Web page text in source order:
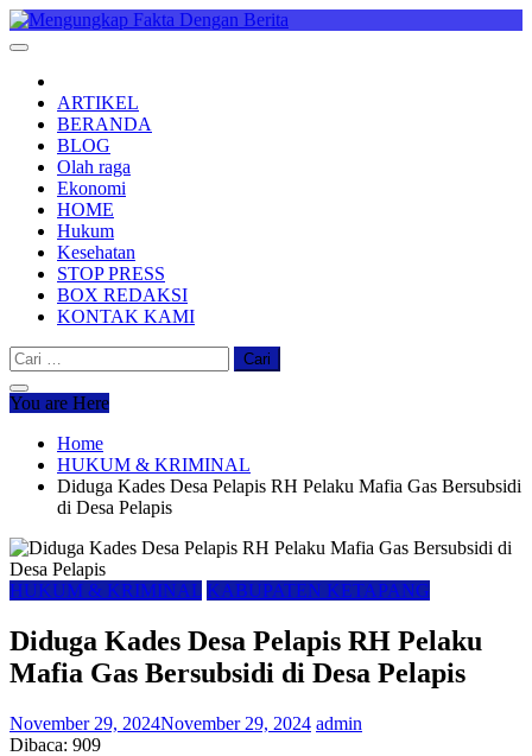
Skip
to
ARTIKEL
BERANDA
BLOG
Olah raga
Ekonomi
HOME
Hukum
Kesehatan
STOP PRESS
BOX REDAKSI
KONTAK KAMI
Cari
untuk:
You are Here
Home
HUKUM & KRIMINAL
Diduga Kades Desa Pelapis RH Pelaku Mafia Gas Bersubsidi
di Desa Pelapis
HUKUM & KRIMINAL KABUPATEN KETAPANG
Diduga Kades Desa Pelapis RH Pelaku
Mafia Gas Bersubsidi di Desa Pelapis
November 29, 2024November 29, 2024 admin
Dibaca: 909